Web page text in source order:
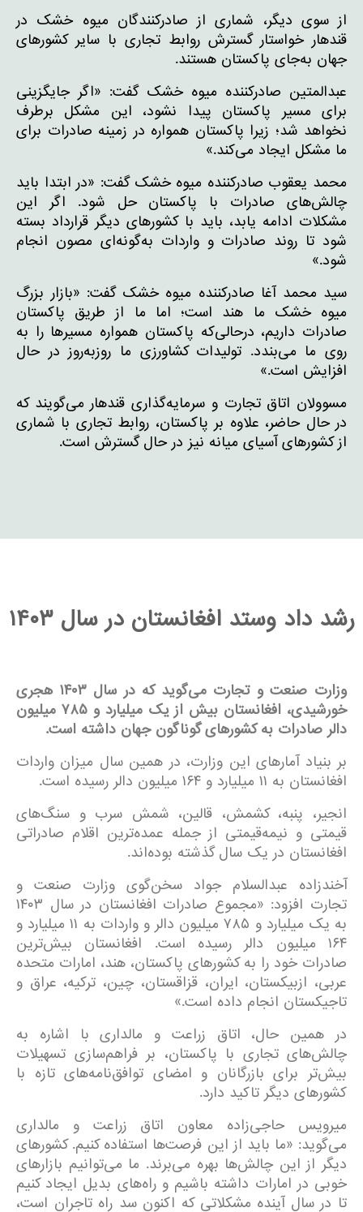
از سوی دیگر، شماری از صادرکنندگان میوه خشک در
قندهار خواستار گسترش روابط تجاری با سایر کشورهای
جهان به‌جای پاکستان هستند.
عبدالمتین صادرکننده میوه خشک گفت: «اگر جایگزینی
برای مسیر پاکستان پیدا نشود، این مشکل برطرف
نخواهد شد؛ زیرا پاکستان همواره در زمینه صادرات برای
ما مشکل ایجاد می‌کند.»
محمد یعقوب صادرکننده میوه خشک گفت: «در ابتدا باید
چالش‌های صادرات با پاکستان حل شود. اگر این
مشکلات ادامه یابد، باید با کشورهای دیگر قرارداد بسته
شود تا روند صادرات و واردات به‌گونه‌ای مصون انجام
شود.»
سید محمد آغا صادرکننده میوه خشک گفت: «بازار بزرگ
میوه خشک ما هند است؛ اما ما از طریق پاکستان
صادرات داریم، درحالی‌که پاکستان همواره مسیرها را به
روی ما می‌بندد. تولیدات کشاورزی ما روزبه‌روز در حال
افزایش است.»
مسوولان اتاق تجارت و سرمایه‌گذاری قندهار می‌گویند که
در حال حاضر، علاوه بر پاکستان، روابط تجاری با شماری
از کشورهای آسیای میانه نیز در حال گسترش است.
رشد داد وستد افغانستان در سال ۱۴۰۳
وزارت صنعت و تجارت می‌گوید که در سال۱۴۰۳ هجری
خورشیدی، افغانستان بیش از یک میلیارد و۷۸۵ میلیون
دالر صادرات به کشورهای گوناگون جهان داشته است.
بر بنیاد آمارهای این وزارت، در همین سال میزان واردات
افغانستان به ۱۱ میلیارد و ۱۶۴ میلیون دالر رسیده است.
انجیر، پنبه، کشمش، قالین، شمش سرب و سنگ‌های
قیمتی و نیمه‌قیمتی از جمله عمده‌ترین اقلام صادراتی
افغانستان در یک سال گذشته بوده‌اند.
آخندزاده عبدالسلام جواد سخن‌گوی وزارت صنعت و
تجارت افزود: «مجموع صادرات افغانستان در سال ۱۴۰۳
به یک میلیارد و ۷۸۵ میلیون دالر و واردات به ۱۱ میلیارد و
۱۶۴ میلیون دالر رسیده است. افغانستان بیش‌ترین
صادرات خود را به کشورهای پاکستان، هند، امارات متحده
عربی، ازبیکستان، ایران، قزاقستان، چین، ترکیه، عراق و
تاجیکستان انجام داده است.»
در همین حال، اتاق زراعت و مالداری با اشاره به
چالش‌های تجاری با پاکستان، بر فراهم‌سازی تسهیلات
بیش‌تر برای بازرگانان و امضای توافق‌نامه‌های تازه با
کشورهای دیگر تاکید دارد.
میرویس حاجی‌زاده معاون اتاق زراعت و مالداری
می‌گوید: «ما باید از این فرصت‌ها استفاده کنیم. کشورهای
دیگر از این چالش‌ها بهره می‌برند. ما می‌توانیم بازارهای
خوبی در امارات داشته باشیم و راه‌های بدیل ایجاد کنیم
تا در سال آینده مشکلاتی که اکنون سد راه تاجران است،